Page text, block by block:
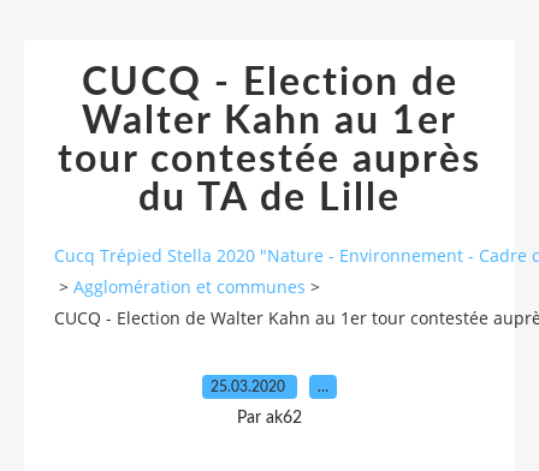
CUCQ - Election de
Walter Kahn au 1er
tour contestée auprès
du TA de Lille
Cucq Trépied Stella 2020 "Nature - Environnement - Cadre
> Agglomération et communes >
CUCQ - Election de Walter Kahn au 1er tour contestée
25.03.2020 …
Par ak62